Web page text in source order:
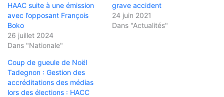
HAAC suite à une émission
avec l’opposant François
Boko
26 juillet 2024
Dans "Nationale"
grave accident
24 juin 2021
Dans "Actualités"
Coup de gueule de Noël
Tadegnon : Gestion des
accréditations des médias
lors des élections : HACC